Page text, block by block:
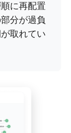
に再配置
分が過負
取れてい